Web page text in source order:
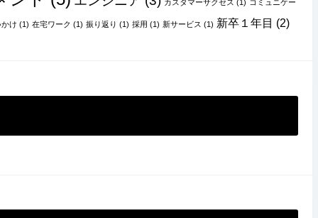
カスタマーサクセス (1) コミュニケー
け (1) 在宅ワーク (1) 振り返り (1) 採用 (1) 新サービス (1) 新卒１年目 (2)